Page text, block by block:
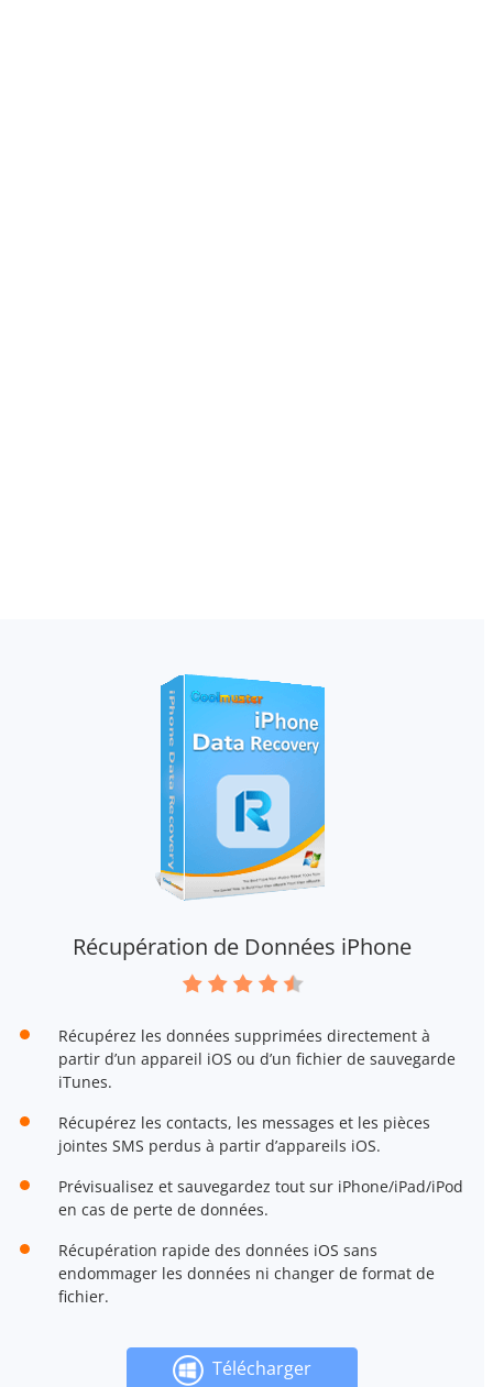
Récupération de Données iPhone
Récupérez les données supprimées directement à
partir d’un appareil iOS ou d’un fichier de sauvegarde
iTunes.
Récupérez les contacts, les messages et les pièces
jointes SMS perdus à partir d’appareils iOS.
Prévisualisez et sauvegardez tout sur iPhone/iPad/iPod
en cas de perte de données.
Récupération rapide des données iOS sans
endommager les données ni changer de format de
fichier.
Télécharger